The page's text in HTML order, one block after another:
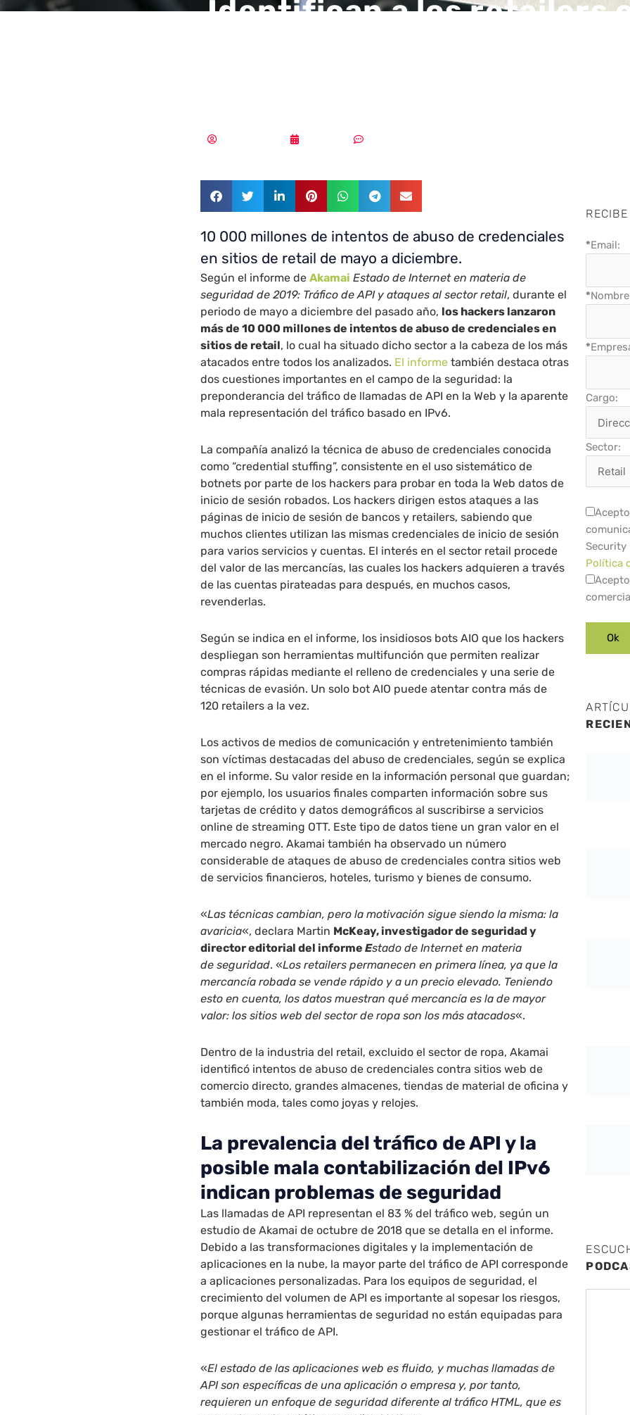
Identifican a los retailers
10 000 millones de intentos de abuso de credenciales
en sitios de retail de mayo a diciembre.
Según el informe deAkamai Estado de Internet en materia de
seguridad de 2019: Tráfico de API y ataques al sector retail, durante el
periodo de mayo a diciembre del pasado año, los hackers lanzaron
más de 10 000 millones de intentos de abuso de credenciales en
sitios de retail, lo cual ha situado dicho sector a la cabeza de los más
atacados entre todos los analizados. El informe también destaca otras
dos cuestiones importantes en el campo de la seguridad: la
preponderancia del tráfico de llamadas de API en la Web y la aparente
mala representación del tráfico basado en IPv6.
La compañía analizó la técnica de abuso de credenciales conocida
como “credential stuffing”, consistente en el uso sistemático de
botnets por parte de los hackers para probar en toda la Web datos de
inicio de sesión robados. Los hackers dirigen estos ataques a las
páginas de inicio de sesión de bancos y retailers, sabiendo que
muchos clientes utilizan las mismas credenciales de inicio de sesión
para varios servicios y cuentas. El interés en el sector retail procede
del valor de las mercancías, las cuales los hackers adquieren a través
de las cuentas pirateadas para después, en muchos casos,
revenderlas.
Según se indica en el informe, los insidiosos bots AIO que los hackers
despliegan son herramientas multifunción que permiten realizar
compras rápidas mediante el relleno de credenciales y una serie de
técnicas de evasión. Un solo bot AIO puede atentar contra más de
120 retailers a la vez.
Los activos de medios de comunicación y entretenimiento también
son víctimas destacadas del abuso de credenciales, según se explica
en el informe. Su valor reside en la información personal que guardan;
por ejemplo, los usuarios finales comparten información sobre sus
tarjetas de crédito y datos demográficos al suscribirse a servicios
online de streaming OTT. Este tipo de datos tiene un gran valor en el
mercado negro. Akamai también ha observado un número
considerable de ataques de abuso de credenciales contra sitios web
de servicios financieros, hoteles, turismo y bienes de consumo.
«Las técnicas cambian, pero la motivación sigue siendo la misma: la
avaricia«, declara Martin McKeay, investigador de seguridad y
director editorial del informeEstado de Internet en materia
de seguridad. «Los retailers permanecen en primera línea, ya que la
mercancía robada se vende rápido y a un precio elevado. Teniendo
esto en cuenta, los datos muestran qué mercancía es la de mayor
valor: los sitios web del sector de ropa son los más atacados«.
Dentro de la industria del retail, excluido el sector de ropa, Akamai
identificó intentos de abuso de credenciales contra sitios web de
comercio directo, grandes almacenes, tiendas de material de oficina y
también moda, tales como joyas y relojes.
La prevalencia del tráfico de API y la
posible mala contabilización del IPv6
indican problemas de seguridad
Las llamadas de API representan el 83 % del tráfico web, según un
estudio de Akamai de octubre de 2018 que se detalla en el informe.
Debido a las transformaciones digitales y la implementación de
aplicaciones en la nube, la mayor parte del tráfico de API corresponde
a aplicaciones personalizadas. Para los equipos de seguridad, el
crecimiento del volumen de API es importante al sopesar los riesgos,
porque algunas herramientas de seguridad no están equipadas para
gestionar el tráfico de API.
«El estado de las aplicaciones web es fluido, y muchas llamadas de
API son específicas de una aplicación o empresa y, por tanto,
requieren un enfoque de seguridad diferente al tráfico HTML, que es
*Email:
*
*
Cargo:
Sector:
Security
Política